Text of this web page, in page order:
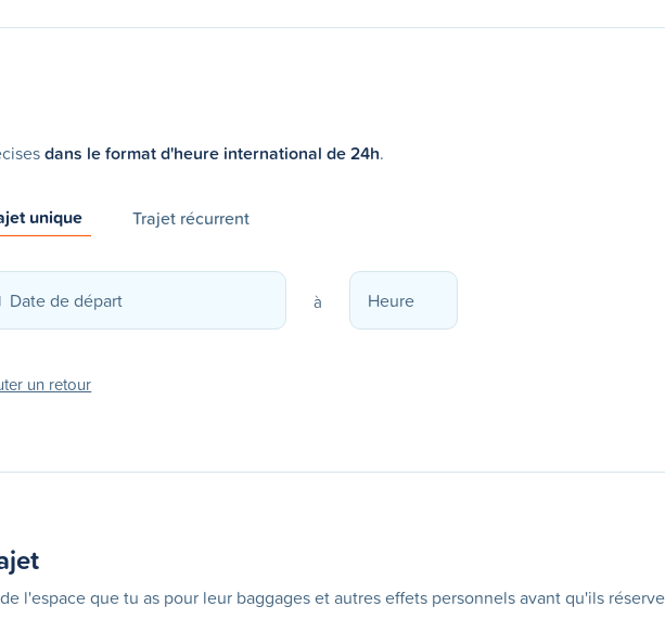
dans le format d'heure international de 24h.
unique Trajet récurrent
à
un retour
l'espace que tu as pour leur baggages et autres effets personnels avant qu'ils